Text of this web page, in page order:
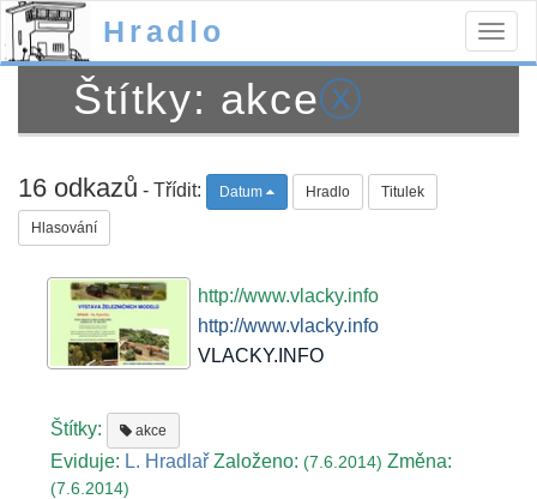
Hradlo
Štítky: akceⓧ
16 odkazů - Třídit: Datum Hradlo Titulek
Hlasování
http://www.vlacky.info
http://www.vlacky.info
VLACKY.INFO
Štítky: akce
Eviduje: L. Hradlař Založeno:(7.6.2014)Změna:
(7.6.2014)